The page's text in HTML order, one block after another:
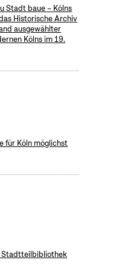
Stadt baue – Kölns
Historische Archiv
ausgewählter
Kölns im 19.
für Köln möglichst
Stadtteilbibliothek